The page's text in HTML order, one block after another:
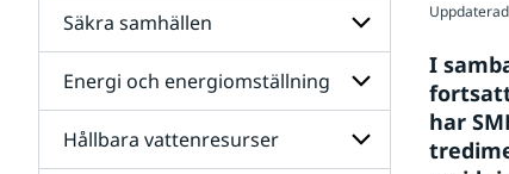
Undersidor
för
Klimat
och
Säkra samhällen
Undersidor
för
Säkra
samhällen
Energi och energiomställning
Undersidor
för
Hållbara vattenresurser
Uppdaterad
I
har